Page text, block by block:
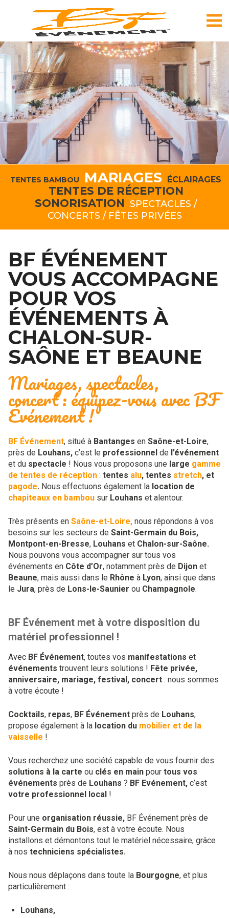
content
TENTES BAMBOU MARIAGES ÉCLAIRAGES
TENTES DE RÉCEPTION
SONORISATION SPECTACLES /
CONCERTS / FÊTES PRIVÉES
BF ÉVÉNEMENT
VOUS ACCOMPAGNE
POUR VOS
ÉVÉNEMENTS À
CHALON-SUR-
SAÔNE ET BEAUNE
Mariages, spectacles,
concert : équipez-vous avec BF
Événement !
BF Événement, situé à Bantanges en Saône-et-Loire,
près de Louhans, c’est le professionnel de l’événement
et du spectacle ! Nous vous proposons une large gamme
de tentes de réception : tentes alu, tentes stretch, et
pagode. Nous effectuons également la location de
chapiteaux en bambou sur Louhans et alentour.
Très présents en Saône-et-Loire, nous répondons à vos
besoins sur les secteurs de Saint-Germain du Bois,
Montpont-en-Bresse, Louhans et Chalon-sur-Saône.
Nous pouvons vous accompagner sur tous vos
événements en Côte d’Or, notamment près de Dijon et
Beaune, mais aussi dans le Rhône à Lyon, ainsi que dans
le Jura, près de Lons-le-Saunier ou Champagnole.
BF Événement met à votre disposition du
matériel professionnel !
Avec BF Événement, toutes vos manifestations et
événements trouvent leurs solutions ! Fête privée,
anniversaire, mariage, festival, concert : nous sommes
à votre écoute !
Cocktails, repas, BF Événement près de Louhans,
propose également à la location du mobilier et de la
vaisselle !
Vous recherchez une société capable de vous fournir des
solutions à la carte ou clés en main pour tous vos
événements près de Louhans ? BF Evénement, c’est
votre professionnel local !
Pour une organisation réussie, BF Événement près de
Saint-Germain du Bois, est à votre écoute. Nous
installons et démontons tout le matériel nécessaire, grâce
à nos techniciens spécialistes.
Nous nous déplaçons dans toute la Bourgogne, et plus
particulièrement :
Louhans,